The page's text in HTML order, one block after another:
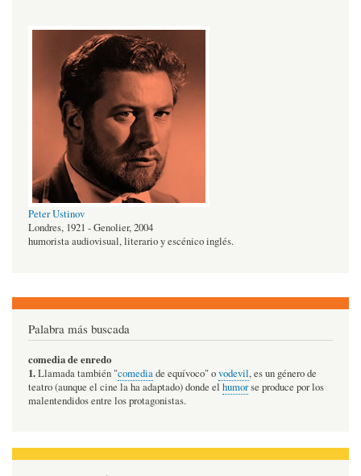
Peter Ustinov
Londres, 1921 - Genolier, 2004
humorista audiovisual, literario y escénico inglés.
Palabra más buscada
comedia de enredo
1.Llamada también "comediade equívoco" ovodevil, es un género de
teatro (aunque el cine la ha adaptado) donde el humorse produce por los
malentendidos entre los protagonistas.